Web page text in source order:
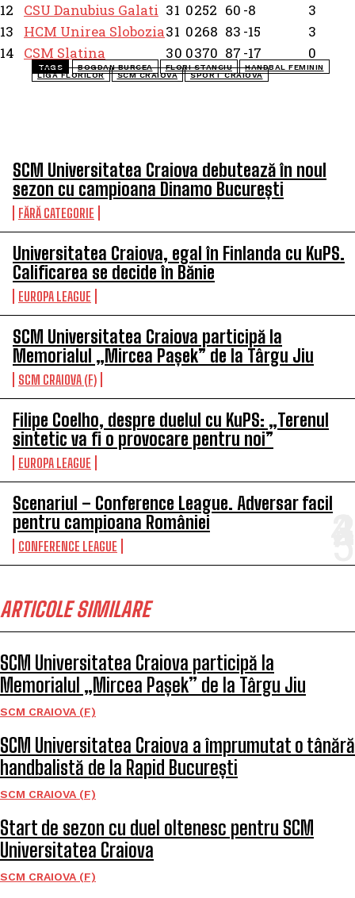
SCM Universitatea Craiova debutează în noul
sezon cu campioana Dinamo București
FĂRĂ CATEGORIE
Universitatea Craiova, egal în Finlanda cu KuPS.
Calificarea se decide în Bănie
EUROPA LEAGUE
SCM Universitatea Craiova participă la
Memorialul „Mircea Pașek” de la Târgu Jiu
SCM CRAIOVA (F)
Filipe Coelho, despre duelul cu KuPS: „Terenul
sintetic va fi o provocare pentru noi”
EUROPA LEAGUE
Scenariul – Conference League. Adversar facil
pentru campioana României
CONFERENCE LEAGUE
ARTICOLE SIMILARE
SCM Universitatea Craiova participă la
Memorialul „Mircea Pașek” de la Târgu Jiu
SCM CRAIOVA (F)
SCM Universitatea Craiova a împrumutat o tânără
handbalistă de la Rapid București
SCM CRAIOVA (F)
Start de sezon cu duel oltenesc pentru SCM
Universitatea Craiova
SCM CRAIOVA (F)
12
CSU Danubius Galati 31 0252 60 -8
3
13
HCM Unirea Slobozia31 0268 83 -15
3
14
CSM Slatina 30 0370 87 -17 0
TAGS BOGDAN BURCEA FLORI STANCIU
HANDBAL FEMININ
LIGA FLORILOR
SCM CRAIOVA SPORT CRAIOVA